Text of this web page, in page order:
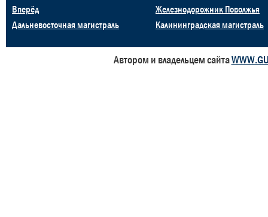
Вперёд
Дальневосточная магистраль
Железнодорожник Поволжья
Калининградская магистраль
Автором и владельцем сайта